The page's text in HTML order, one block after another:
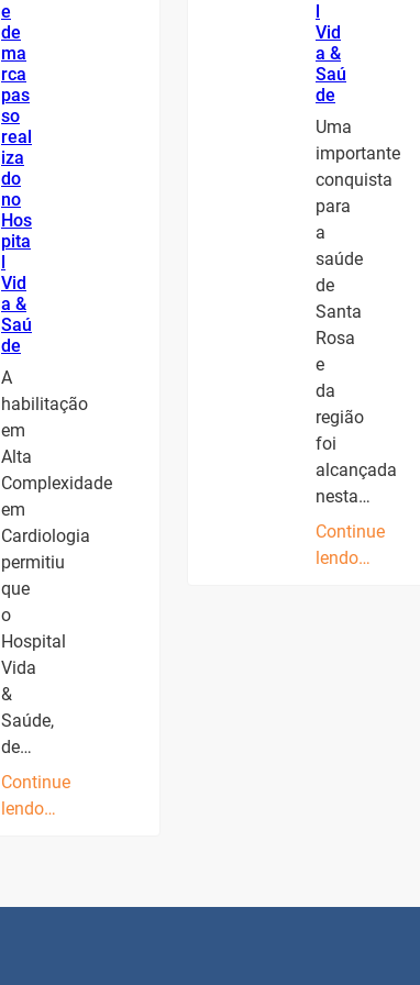
e
de
ma
rca
pas
so
real
iza
do
no
Hos
pita
Vid
a &
Saú
de
A
habilitação
em
Alta
Complexidade
em
Cardiologia
permitiu
que
o
Hospital
Vida
&
Saúde,
de…
Continue
lendo…
Vid
a &
Saú
de
Uma
importante
conquista
para
a
saúde
de
Santa
Rosa
e
da
região
foi
alcançada
nesta…
Continue
lendo…